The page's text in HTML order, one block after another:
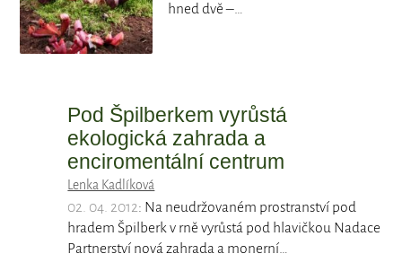
hned dvě –…
Pod Špilberkem vyrůstá
ekologická zahrada a
enciromentální centrum
Lenka Kadlíková
02. 04. 2012: Na neudržovaném prostranství pod
hradem Špilberk v rně vyrůstá pod hlavičkou Nadace
Partnerství nová zahrada a monerní…